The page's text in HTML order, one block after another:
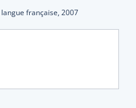
française, 2007